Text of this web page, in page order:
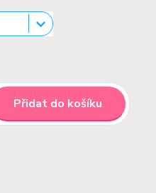
Přidat do košíku